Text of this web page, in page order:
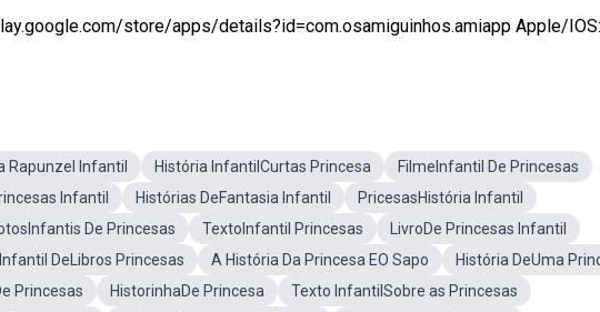
store/apps/details?id=com.osamiguinhos.amiapp Apple/IOS:
Rapunzel Infantil História InfantilCurtas Princesa
FilmeInfantil De Princesas
Infantil Histórias DeFantasia Infantil
PricesasHistória Infantil
De Princesas TextoInfantil Princesas
LivroDe Princesas Infantil
DeLibros Princesas A História Da Princesa EO Sapo
História DeUma
Princesas HistorinhaDe Princesa
Texto InfantilSobre as Princesas